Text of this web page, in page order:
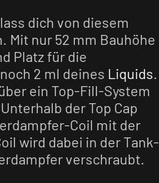
dich von diesem
Mit nur 52 mm Bauhöhe
Platz für die
2 ml deines Liquids
ein Top-Fill-System
der Top Cap
Coil mit der
wird dabei in der Tank-
verschraubt.